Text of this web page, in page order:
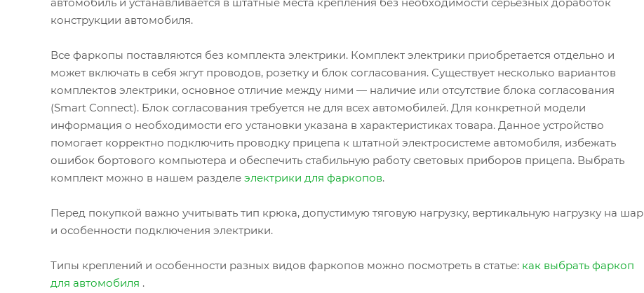
конструкции автомобиля.
Все фаркопы поставляются без комплекта электрики. Комплект электрики приобретается отдельно и
может включать в себя жгут проводов, розетку и блок согласования. Существует несколько вариантов
комплектов электрики, основное отличие между ними — наличие или отсутствие блока согласования
(Smart Connect). Блок согласования требуется не для всех автомобилей. Для конкретной модели
информация о необходимости его установки указана в характеристиках товара. Данное устройство
помогает корректно подключить проводку прицепа к штатной электросистеме автомобиля, избежать
ошибок бортового компьютера и обеспечить стабильную работу световых приборов прицепа. Выбрать
комплект можно в нашем разделе электрики для фаркопов.
Перед покупкой важно учитывать тип крюка, допустимую тяговую нагрузку, вертикальную нагрузку на шар
и особенности подключения электрики.
Типы креплений и особенности разных видов фаркопов можно посмотреть в статье: как выбрать фаркоп
для автомобиля .